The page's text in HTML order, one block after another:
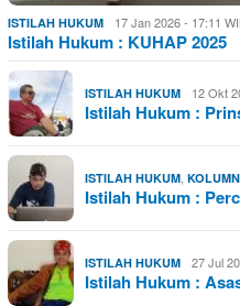
ISTILAH HUKUM 17 Jan 2026 - 17:11
Istilah Hukum : KUHAP 2025
ISTILAH HUKUM 12 Okt
Istilah Hukum :
ISTILAH HUKUM,
Istilah Hukum :
ISTILAH HUKUM 27 Jul
Istilah Hukum :